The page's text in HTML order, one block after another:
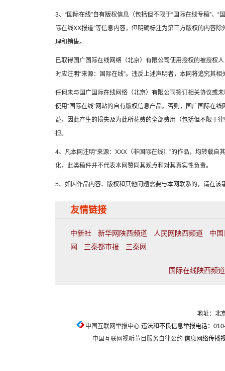
3、“国际在线”自有版权信息（包括但不限于“国际在线专稿”、“
际在线XX报道”等信息内容，但明确标注为第三方版权的内容
理和销售。
已取得国广国际在线网络（北京）有限公司使用授权的被授权
时应注明“来源：国际在线”。违反上述声明者，本网将追究其相
任何未与国广国际在线网络（北京）有限公司签订相关协议或
使用“国际在线”网站的自有版权信息产品。否则，国广国际在
益，因此产生的损失及为此所花费的全部费用（包括但不限于
担。
4、凡本网注明“来源：XXX（非国际在线）”的作品，均转载自
化，此类稿件并不代表本网赞同其观点和对其真实性负责。
5、如因作品内容、版权和其他问题需要与本网联系的，请在该
友情链接
中新社 新华网陕西频道 人民网陕西频道
中
网
三秦都市报 三秦网
国际在线陕西频
地址：北
中国互联网举报中心违法和不良信息举报电话：
中国互联网视听节目服务自律公约 信息网络传播